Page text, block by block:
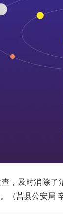
及时消除了治
（莒县公安局